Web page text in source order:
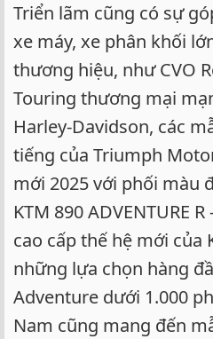
Triển lãm cũng có sự
xe máy, xe phân khối
thương hiệu, như CVO
Touring thương mại
Harley-Davidson, các
tiếng của Triumph
mới 2025 với phối màu
KTM 890 ADVENTURE
cao cấp thế hệ mới của
những lựa chọn hàng
Adventure dưới 1.000
Nam cũng mang đến